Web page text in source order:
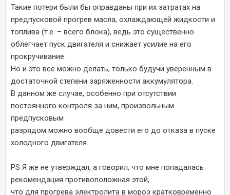
Такие потери были бы оправданы при их затратах на
предпусковой прогрев масла, охлаждающей жидкости и
топлива (т.е. – всего блока), ведь это существенно
облегчает пуск двигателя и снижает усилие на его
прокручивание.
Но и это всё можно делать, только будучи уверенным в
достаточной степени заряженности аккумулятора.
В данном же случае, особенно при отсутствии
постоянного контроля за ним, произвольным
предпусковым
разрядом можно вообще довести его до отказа в пуске
холодного двигателя.
PS Я же не утверждал, а говорил, что мне попадалась
рекомендация противоположная этой,
что для прогрева электролита в мороз кратковременно